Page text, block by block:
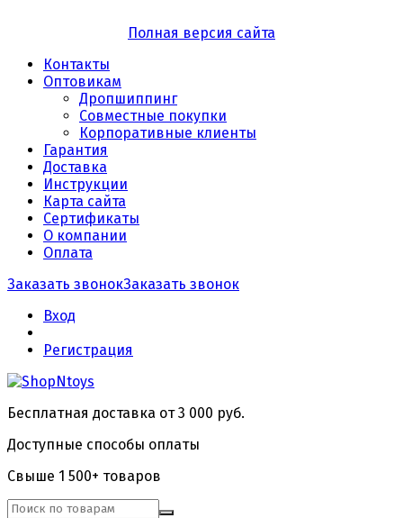
Полная версия сайта
Контакты
Оптовикам
Дропшиппинг
Совместные покупки
Корпоративные клиенты
Гарантия
Доставка
Инструкции
Карта сайта
Сертификаты
О компании
Оплата
Заказать звонокЗаказать звонок
Вход
Регистрация
Бесплатная доставка от 3 000 руб.
Доступные способы оплаты
Свыше 1 500+ товаров